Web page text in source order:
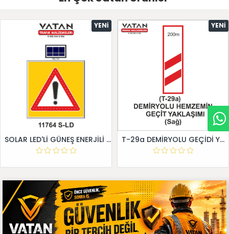
YENI
SOLAR LED'Lİ GÜNEŞ ENERJİLİ LEVHA
YENI
T-29a DEMİRYOLU GEÇİDİ YAKLAŞIM LEVHALARI (Sağ)